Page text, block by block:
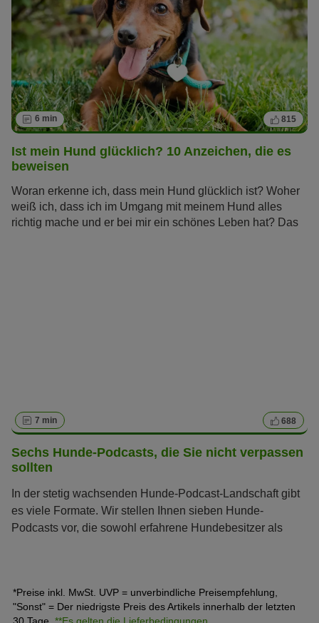
6 min 815
Ist mein Hund glücklich? 10 Anzeichen, die es
beweisen
Woran erkenne ich, dass mein Hund glücklich ist? Woher
weiß ich, dass ich im Umgang mit meinem Hund alles
richtig mache und er bei mir ein schönes Leben hat? Das
7 min 688
Sechs Hunde-Podcasts, die Sie nicht verpassen
sollten
In der stetig wachsenden Hunde-Podcast-Landschaft gibt
es viele Formate. Wir stellen Ihnen sieben Hunde-
Podcasts vor, die sowohl erfahrene Hundebesitzer als
*Preise inkl. MwSt. UVP = unverbindliche Preisempfehlung,
"Sonst" = Der niedrigste Preis des Artikels innerhalb der letzten